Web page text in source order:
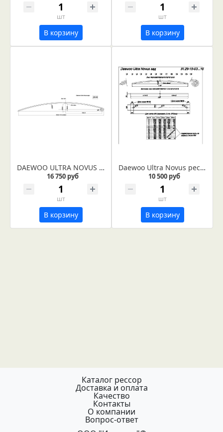
шт
В корзину
шт
В корзину
DAEWOO ULTRA NOVUS рессора задняя лист № 1 (IR 29-54-01)
16 750 руб
шт
В корзину
Daewoo Ultra Novus рессора задняя лист № 3 (IR 29-15-03)
10 500 руб
шт
В корзину
Каталог рессор
Доставка и оплата
Качество
Контакты
О компании
Вопрос-ответ